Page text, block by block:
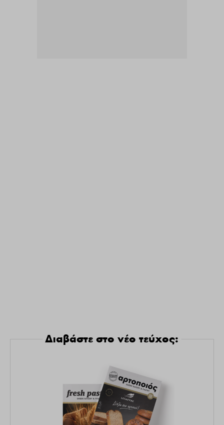
Διαβάστε στο νέο τεύχος: